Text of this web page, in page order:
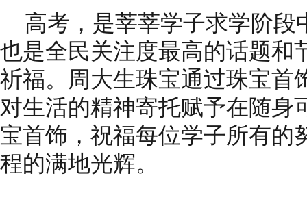
高考，是莘莘学子求学阶段
也是全民关注度最高的话题和
祈福。周大生珠宝通过珠宝首
对生活的精神寄托赋予在随身
宝首饰，祝福每位学子所有的
程的满地光辉。